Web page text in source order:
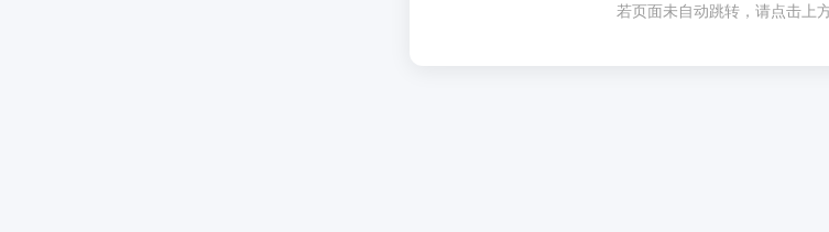
若页面未自动跳转，请点击上